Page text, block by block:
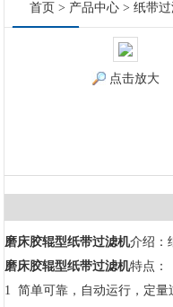
首页 > 产品中心 > 纸带
点击放大
磨床胶辊型纸带过滤机介绍：
磨床胶辊型纸带过滤机特点：
1 简单可靠，自动运行，定量